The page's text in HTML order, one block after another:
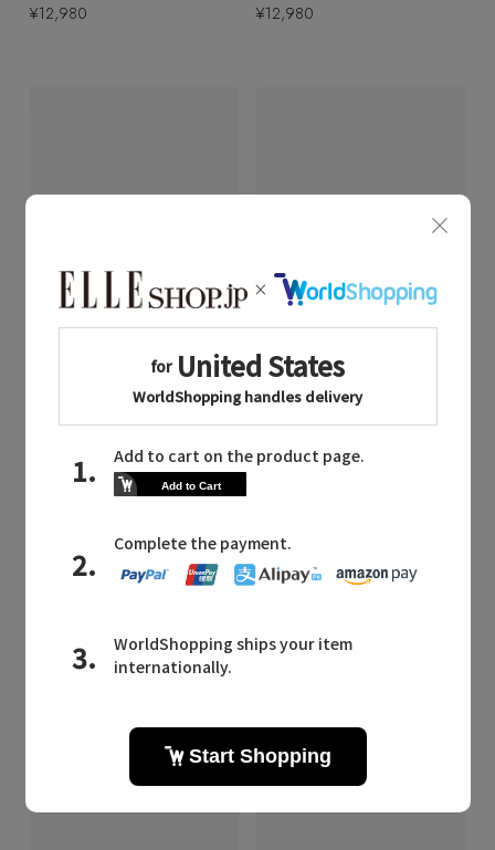
¥12,980 ¥12,980
KNOWHOW/ノウハウ
KNOWHOW Logo ヘアクリップ
KNOWHOW/ノウハウ
予約